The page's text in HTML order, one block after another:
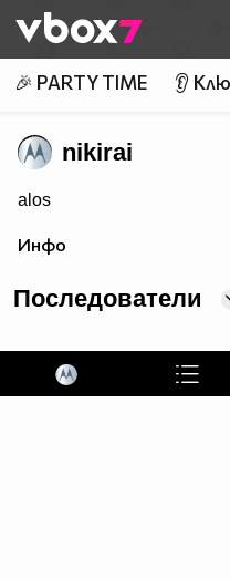
👾
🎉 PARTY TIME 👂
nikirai
alos
Инфо
Последователи